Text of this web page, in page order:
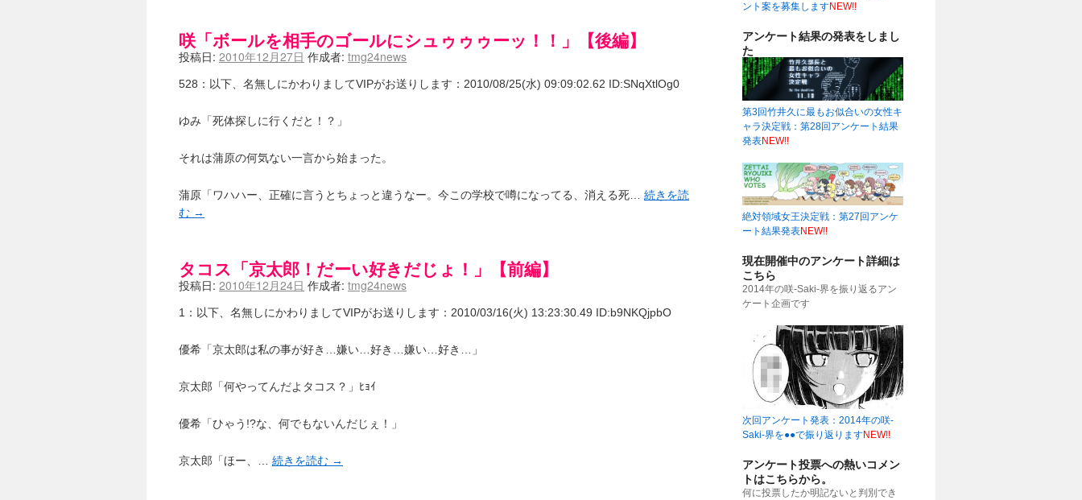
咲「ボールを相手のゴールにシュゥゥゥーッ！！」【後編】
投稿日: 2010年12月27日 作成者: tmg24news
528：以下、名無しにかわりましてVIPがお送りします：2010/08/25(水) 09:09:02.62 ID:SNqXtlOg0
ゆみ「死体探しに行くだと！？」
それは蒲原の何気ない一言から始まった。
蒲原「ワハハー、正確に言うとちょっと違うなー。今この学校で噂になってる、消える死… 続きを読
む →
タコス「京太郎！だーい好きだじょ！」【前編】
投稿日: 2010年12月24日 作成者: tmg24news
1：以下、名無しにかわりましてVIPがお送りします：2010/03/16(火) 13:23:30.49 ID:b9NKQjpbO
優希「京太郎は私の事が好き…嫌い…好き…嫌い…好き…」
京太郎「何やってんだよタコス？」ﾋｮｲ
優希「ひゃう!?な、何でもないんだじぇ！」
京太郎「ほー、… 続きを読む →
ント案を募集しますNEW!!
アンケート結果の発表をしまし
た
第3回竹井久に最もお似合いの女性キ
ャラ決定戦：第28回アンケート結果
発表NEW!!
絶対領域女王決定戦：第27回アンケ
ート結果発表NEW!!
現在開催中のアンケート詳細は
こちら
2014年の咲-Saki-界を振り返るアン
ケート企画です
次回アンケート発表：2014年の咲-
Saki-界を●●で振り返りますNEW!!
アンケート投票への熱いコメン
トはこちらから。
何に投票したか明記ないと判別でき